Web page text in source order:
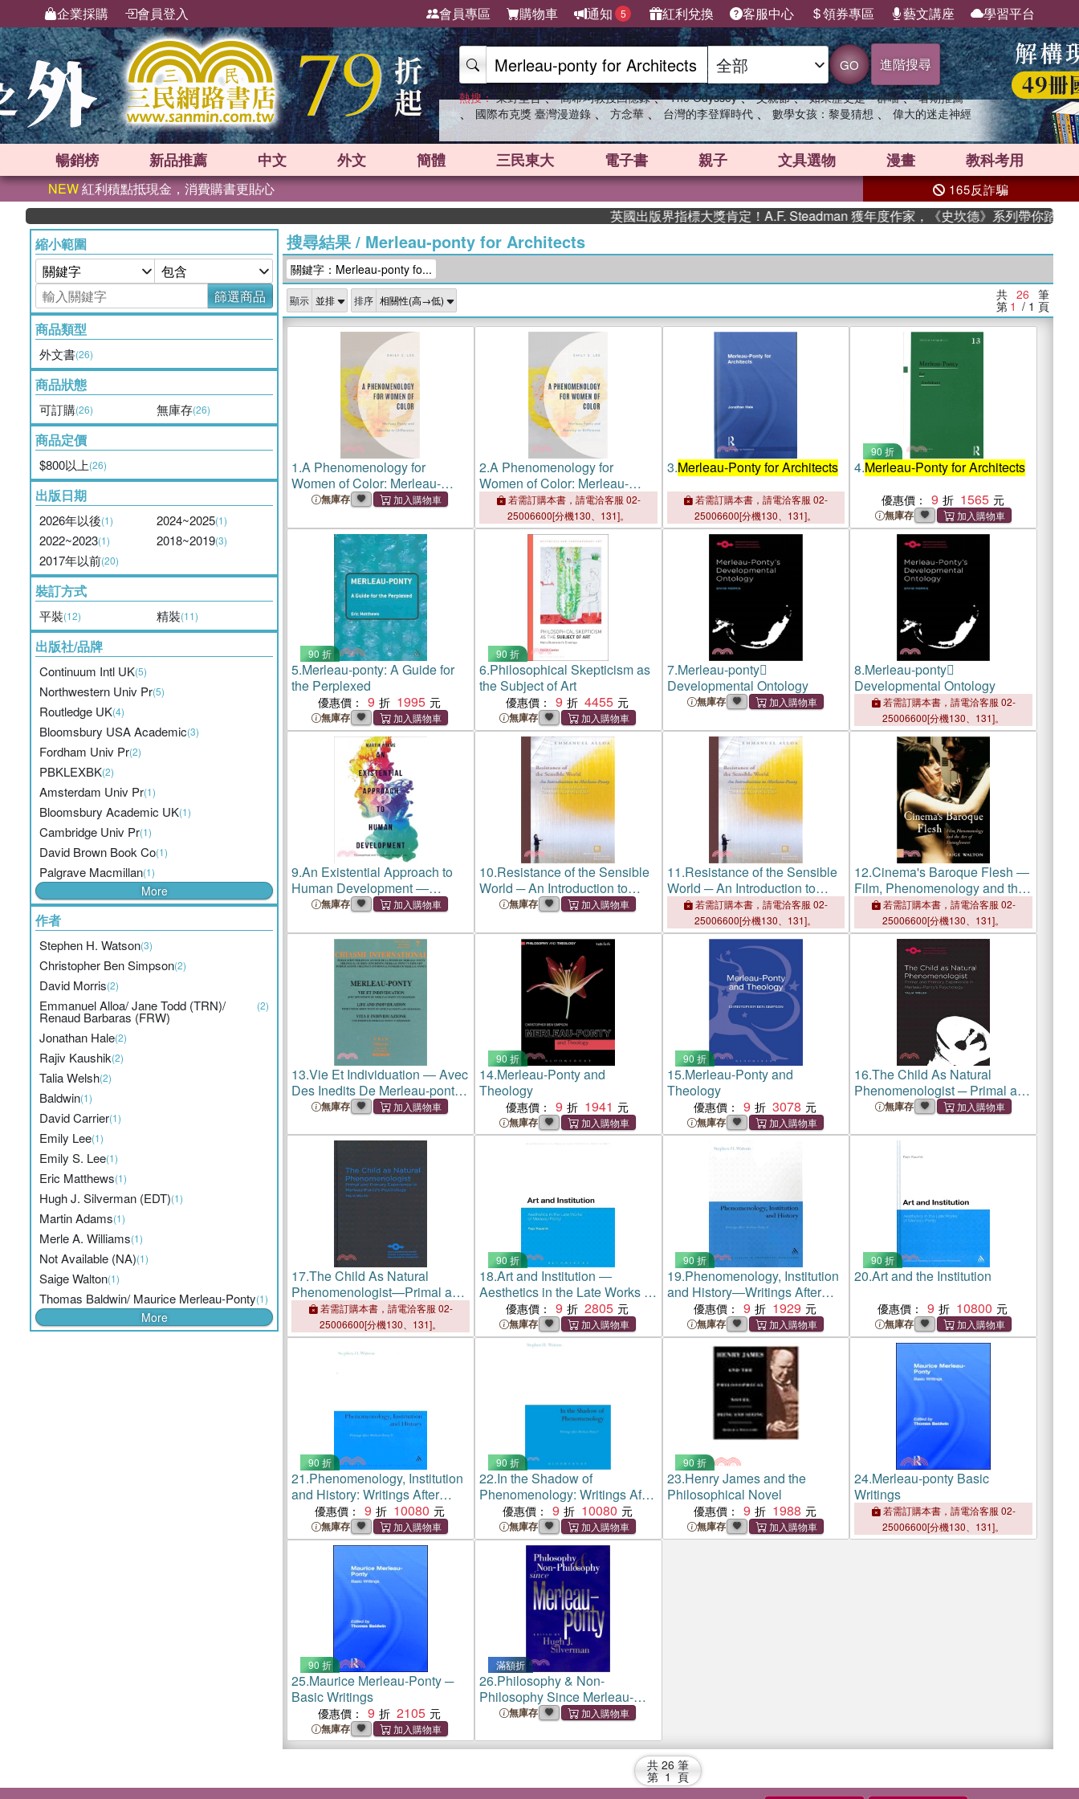
企業採購 會員登入 會員專區 購物車 通知 5 紅利兌換 客服中心 領券專區 藝文講座 學習平台
GO 進階搜尋
熱搜： 東野圭吾 、 高希均教授回憶錄 、 The Odyssey 、 父親節 、 如果歷史是一群喵 、 暑期推薦
、 國際布克獎 臺灣漫遊錄 、 方念華 、 台灣的李登輝時代 、 數學女孩：黎曼猜想 、 偉大的迷走神經
暢銷榜 新品推薦 中文 外文 簡體 三民東大 電子書 親子 文具選物 漫畫 教科考用
NEW紅利積點抵現金，消費購書更貼心 165反詐騙
英國出版界指標大獎肯定！A.F. Steadman 獲年度作家，《史坎德》系列帶你踏上熱血奇
縮小範圍
篩選商品
商品類型
外文書(26)
商品狀態
可訂購(26) 無庫存(26)
商品定價
$800以上(26)
出版日期
2026年以後(1) 2024~2025(1)
2022~2023(1) 2018~2019(3)
2017年以前(20)
裝訂方式
平裝(12) 精裝(11)
出版社/品牌
Continuum Intl UK(5)
Northwestern Univ Pr(5)
Routledge UK(4)
Bloomsbury USA Academic(3)
Fordham Univ Pr(2)
PBKLEXBK(2)
Amsterdam Univ Pr(1)
Bloomsbury Academic UK(1)
Cambridge Univ Pr(1)
David Brown Book Co(1)
Palgrave Macmillan(1)
More
作者
Stephen H. Watson(3)
Christopher Ben Simpson(2)
David Morris(2)
Emmanuel Alloa/ Jane Todd (TRN)/
Renaud Barbaras (FRW)
(2)
Jonathan Hale(2)
Rajiv Kaushik(2)
Talia Welsh(2)
Baldwin(1)
David Carrier(1)
Emily Lee(1)
Emily S. Lee(1)
Eric Matthews(1)
Hugh J. Silverman (EDT)(1)
Martin Adams(1)
Merle A. Williams(1)
Not Available (NA)(1)
Saige Walton(1)
Thomas Baldwin/ Maurice Merleau-Ponty(1)
More
搜尋結果/ Merleau-ponty for Architects
關鍵字：Merleau-ponty fo...
顯示 排序 共 26 筆
第 1 / 1 頁
1.A Phenomenology for
Women of Color: Merleau-
Ponty and Identity-In-
無庫存
2.A Phenomenology for
Women of Color: Merleau-
Ponty and Identity in
Difference
若需訂購本書，請電洽客服 02-
25006600[分機130、131]。
3.Merleau-Ponty for Architects
若需訂購本書，請電洽客服 02-
25006600[分機130、131]。
90 折
4.Merleau-Ponty for Architects
優惠價： 9 1565
無庫存
90 折
5.Merleau-ponty: A Guide for
the Perplexed
優惠價： 9 1995
無庫存
90 折
6.Philosophical Skepticism as
the Subject of Art
優惠價： 9 4455
無庫存
7.Merleau-ponty
Developmental Ontology
無庫存
8.Merleau-ponty
Developmental Ontology
若需訂購本書，請電洽客服 02-
25006600[分機130、131]。
9.An Existential Approach to
Human Development ―
Philosophical and Therapeutic
無庫存
10.Resistance of the Sensible
World ─ An Introduction to
Merleau-Ponty
無庫存
11.Resistance of the Sensible
World ─ An Introduction to
Merleau-Ponty
若需訂購本書，請電洽客服 02-
25006600[分機130、131]。
12.Cinema's Baroque Flesh ―
Film, Phenomenology and the
Art of Entanglement
若需訂購本書，請電洽客服 02-
25006600[分機130、131]。
13.Vie Et Individuation ― Avec
Des Inedits De Merleau-ponty
Et Simondon Life and
Unpublished Textes by
Vita E Individuazione. C
無庫存
90 折
14.Merleau-Ponty and
Theology
優惠價： 9 1941
無庫存
90 折
15.Merleau-Ponty and
Theology
優惠價： 9 3078
無庫存
16.The Child As Natural
Phenomenologist ─ Primal and
Primary Experience in
無庫存
17.The Child As Natural
Phenomenologist—Primal and
Primary Experience in
Merleau-ponty's Psychology
若需訂購本書，請電洽客服 02-
25006600[分機130、131]。
90 折
18.Art and Institution ―
Aesthetics in the Late Works of
Merleau-ponty
優惠價： 9 2805
無庫存
90 折
19.Phenomenology, Institution
and History―Writings After
Merleau-Ponty II
優惠價： 9 1929
無庫存
90 折
20.Art and the Institution
優惠價： 9 10800
無庫存
90 折
21.Phenomenology, Institution
and History: Writings After
Merleau-Ponty II
優惠價： 9 10080
無庫存
90 折
22.In the Shadow of
Phenomenology: Writings After
Merleau-Ponty I
優惠價： 9 10080
無庫存
90 折
23.Henry James and the
Philosophical Novel
優惠價： 9 1988
無庫存
24.Merleau-ponty Basic
Writings
若需訂購本書，請電洽客服 02-
25006600[分機130、131]。
90 折
25.Maurice Merleau-Ponty ─
Basic Writings
優惠價： 9 2105
無庫存
滿額折
26.Philosophy & Non-
Philosophy Since Merleau-
Ponty無庫存
共 26 筆
第 1 頁